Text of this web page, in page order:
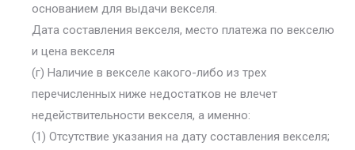
основанием для выдачи векселя.
Дата составления векселя, место платежа по векселю
и цена векселя
(г) Наличие в векселе какого-либо из трех
перечисленных ниже недостатков не влечет
недействительности векселя, а именно:
(1) Отсутствие указания на дату составления векселя;